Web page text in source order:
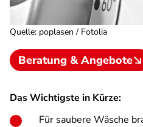
Quelle: poplasen / Fotolia
Beratung & Angebote
Das Wichtigste in Kürze:
Für saubere Wäsche